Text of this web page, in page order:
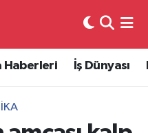
Haberleri İş Dünyası
ve Fikstür